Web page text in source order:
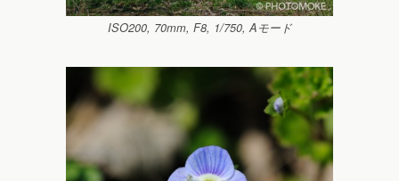
ISO200, 70mm, F8, 1/750, Aモード